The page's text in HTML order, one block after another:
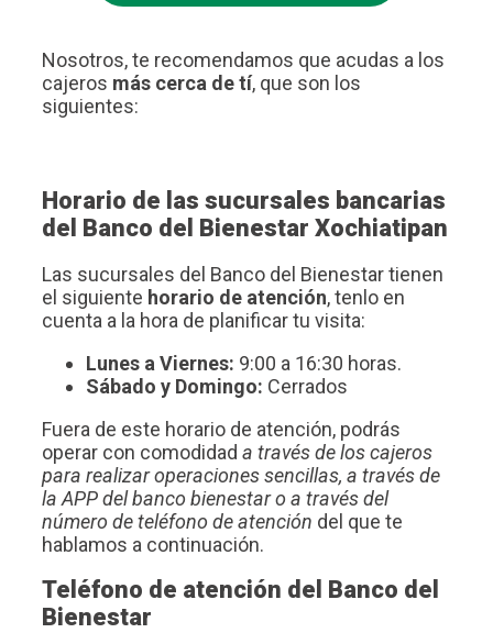
Nosotros, te recomendamos que acudas a los
cajeros más cerca de tí, que son los
siguientes:
Horario de las sucursales bancarias
del Banco del Bienestar Xochiatipan
Las sucursales del Banco del Bienestar tienen
el siguiente horario de atención, tenlo en
cuenta a la hora de planificar tu visita:
Lunes a Viernes: 9:00 a 16:30 horas.
Sábado y Domingo: Cerrados
Fuera de este horario de atención, podrás
operar con comodidad a través de los cajeros
para realizar operaciones sencillas, a través de
la APP del banco bienestar o a través del
número de teléfono de atención del que te
hablamos a continuación.
Teléfono de atención del Banco del
Bienestar